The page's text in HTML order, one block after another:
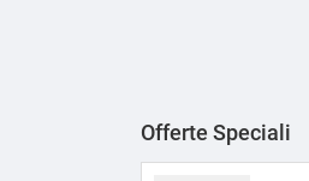
Offerte Speciali